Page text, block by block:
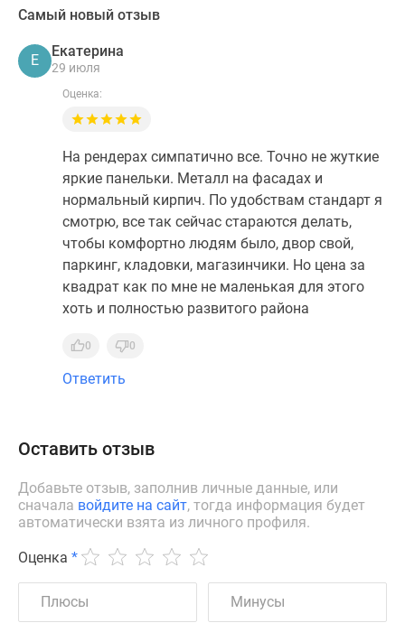
Самый новый отзыв
Е
Екатерина
29 июля
Оценка:
На рендерах симпатично все. Точно не жуткие
яркие панельки. Металл на фасадах и
нормальный кирпич. По удобствам стандарт я
смотрю, все так сейчас стараются делать,
чтобы комфортно людям было, двор свой,
паркинг, кладовки, магазинчики. Но цена за
квадрат как по мне не маленькая для этого
хоть и полностью развитого района
0 0
Ответить
Оставить отзыв
Добавьте отзыв, заполнив личные данные, или
сначала войдите на сайт, тогда информация будет
автоматически взята из личного профиля.
Оценка *